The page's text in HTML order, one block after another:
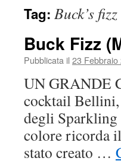
Tag: Buck’s fizz
Buck Fizz
Pubblicata il 23 Febbraio
UN GRANDE
cocktail
degli
colore ricorda
stato creato …